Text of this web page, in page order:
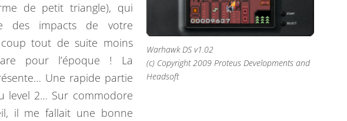
Warhawk DS v1.02
(c) Copyright 2009 Proteus Developments and
Headsoft
de petit triangle), qui
des impacts de votre
coup tout de suite moins
pour l’époque ! La
Une rapide partie
level 2… Sur commodore
il me fallait une bonne